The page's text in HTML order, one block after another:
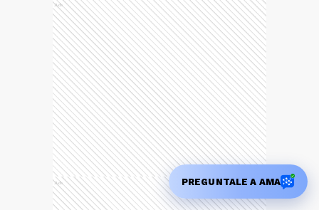
Ads
Ads PREGUNTALE A AMA